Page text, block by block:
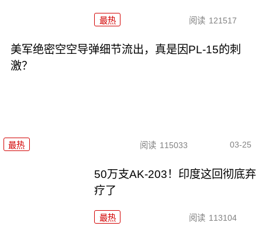
最热 阅读 121517
美军绝密空空导弹细节流出，真是因PL-15的刺
激？
最热 阅读 115033 03-25
50万支AK-203！印度这回彻底弃
疗了
最热 阅读 113104